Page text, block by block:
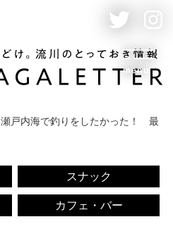
menu
瀬戸内海で釣りをしたかった！ 最
スナック
カフェ・バー